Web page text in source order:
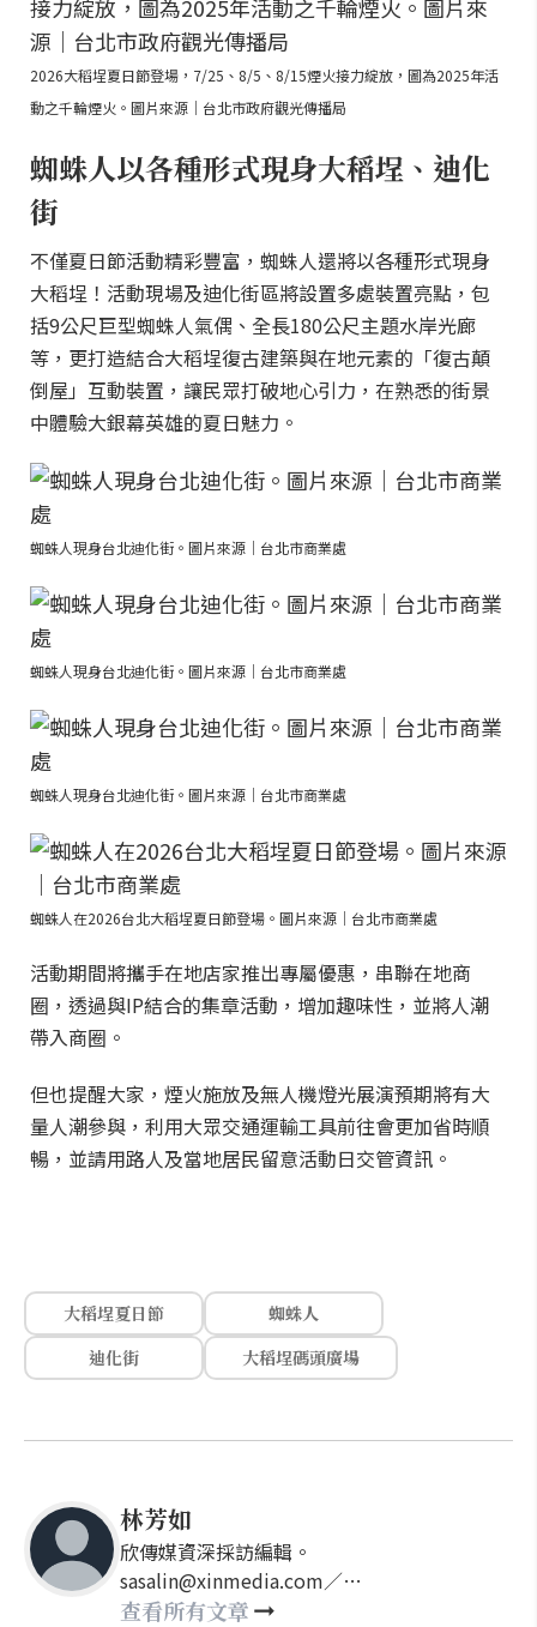
2026大稻埕夏日節登場，7/25、8/5、8/15煙火接力綻放，圖為2025年活
動之千輪煙火。圖片來源｜台北市政府觀光傳播局
蜘蛛人以各種形式現身大稻埕、迪化
街
不僅夏日節活動精彩豐富，蜘蛛人還將以各種形式現身
大稻埕！活動現場及迪化街區將設置多處裝置亮點，包
括9公尺巨型蜘蛛人氣偶、全長180公尺主題水岸光廊
等，更打造結合大稻埕復古建築與在地元素的「復古顛
倒屋」互動裝置，讓民眾打破地心引力，在熟悉的街景
中體驗大銀幕英雄的夏日魅力。
蜘蛛人現身台北迪化街。圖片來源｜台北市商業處
蜘蛛人現身台北迪化街。圖片來源｜台北市商業處
蜘蛛人現身台北迪化街。圖片來源｜台北市商業處
蜘蛛人在2026台北大稻埕夏日節登場。圖片來源｜台北市商業處
活動期間將攜手在地店家推出專屬優惠，串聯在地商
圈，透過與IP結合的集章活動，增加趣味性，並將人潮
帶入商圈。
但也提醒大家，煙火施放及無人機燈光展演預期將有大
量人潮參與，利用大眾交通運輸工具前往會更加省時順
暢，並請用路人及當地居民留意活動日交管資訊。
大稻埕夏日節
蜘蛛人
迪化街
大稻埕碼頭廣場
林芳如
欣傳媒資深採訪編輯。
sasalin@xinmedia.com／
happy21917@gmail.com
查看所有文章